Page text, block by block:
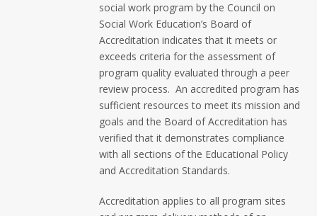
social work program by the Council on
Social Work Education’s Board of
Accreditation indicates that it meets or
exceeds criteria for the assessment of
program quality evaluated through a peer
review process. An accredited program has
sufficient resources to meet its mission and
goals and the Board of Accreditation has
verified that it demonstrates compliance
with all sections of the Educational Policy
and Accreditation Standards.
Accreditation applies to all program sites